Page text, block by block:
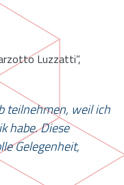
Luzzatti”,
teilnehmen, weil ich
habe. Diese
Gelegenheit,